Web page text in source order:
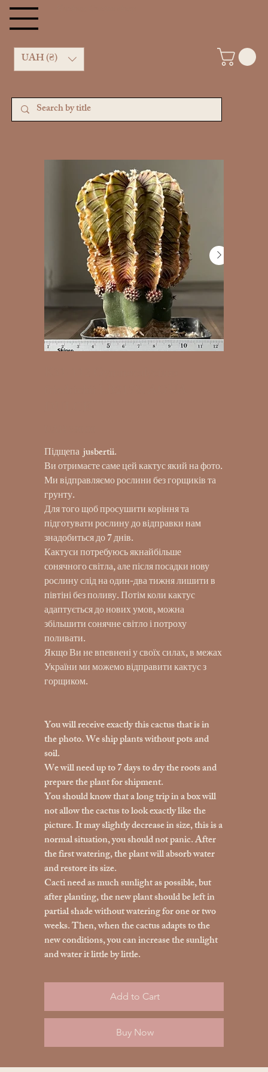
UAH (₴)
Підщепа jusbertii.
Ви отримаєте саме цей кактус який на фото.
Ми відправляємо рослини без горщиків та
грунту.
Для того щоб просушити коріння та
підготувати рослину до відправки нам
знадобиться до 7 днів.
Кактуси потребуюсь якнайбільше
сонячного світла, але після посадки нову
рослину слід на один-два тижня лишити в
півтіні без поливу. Потім коли кактус
адаптується до нових умов, можна
збільшити сонячне світло і потроху
поливати.
Якщо Ви не впевнені у своїх силах, в межах
України ми можемо відправити кактус з
горщиком.
You will receive exactly this cactus that is in
the photo. We ship plants without pots and
soil.
We will need up to 7 days to dry the roots and
prepare the plant for shipment.
You should know that a long trip in a box will
not allow the cactus to look exactly like the
picture. It may slightly decrease in size, this is a
normal situation, you should not panic. After
the first watering, the plant will absorb water
and restore its size.
Cacti need as much sunlight as possible, but
after planting, the new plant should be left in
partial shade without watering for one or two
weeks. Then, when the cactus adapts to the
new conditions, you can increase the sunlight
and water it little by little.
Add to Cart
Buy Now